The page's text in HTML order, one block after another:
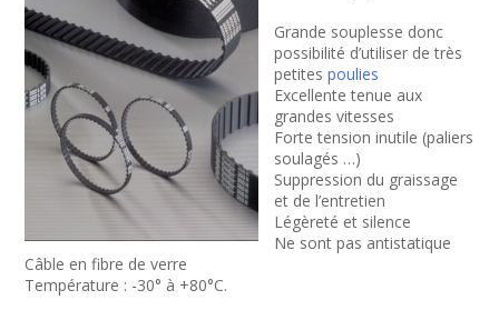
Grande souplesse donc
possibilité d’utiliser de très
petitespoulies
Excellente tenue aux
grandes vitesses
Forte tension inutile (paliers
soulagés …)
Suppression du graissage
et de l’entretien
Légèreté et silence
Ne sont pas antistatique
Câble en fibre de verre
Température : -30° à +80°C.